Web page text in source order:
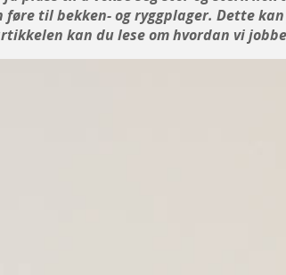
til bekken- og ryggplager. Dette
kan du lese om hvordan vi